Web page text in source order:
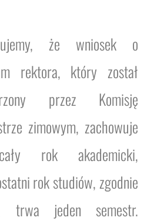
że wniosek o
rektora, który został
przez Komisję
zimowym, zachowuje
rok akademicki,
rok studiów, zgodnie
trwa jeden semestr.